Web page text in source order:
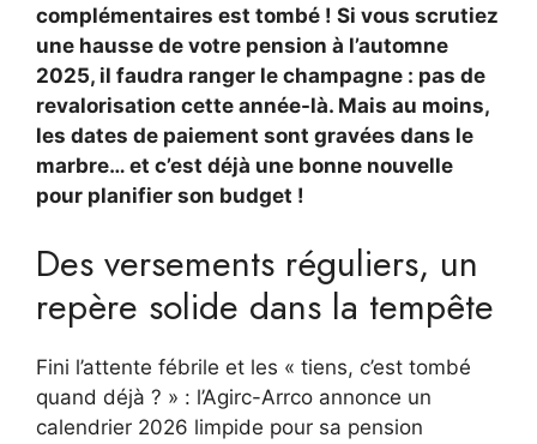
complémentaires est tombé ! Si vous scrutiez
une hausse de votre pension à l’automne
2025, il faudra ranger le champagne : pas de
revalorisation cette année-là. Mais au moins,
les dates de paiement sont gravées dans le
marbre… et c’est déjà une bonne nouvelle
pour planifier son budget !
Des versements réguliers, un
repère solide dans la tempête
Fini l’attente fébrile et les « tiens, c’est tombé
quand déjà ? » : l’Agirc-Arrco annonce un
calendrier 2026 limpide pour sa pension